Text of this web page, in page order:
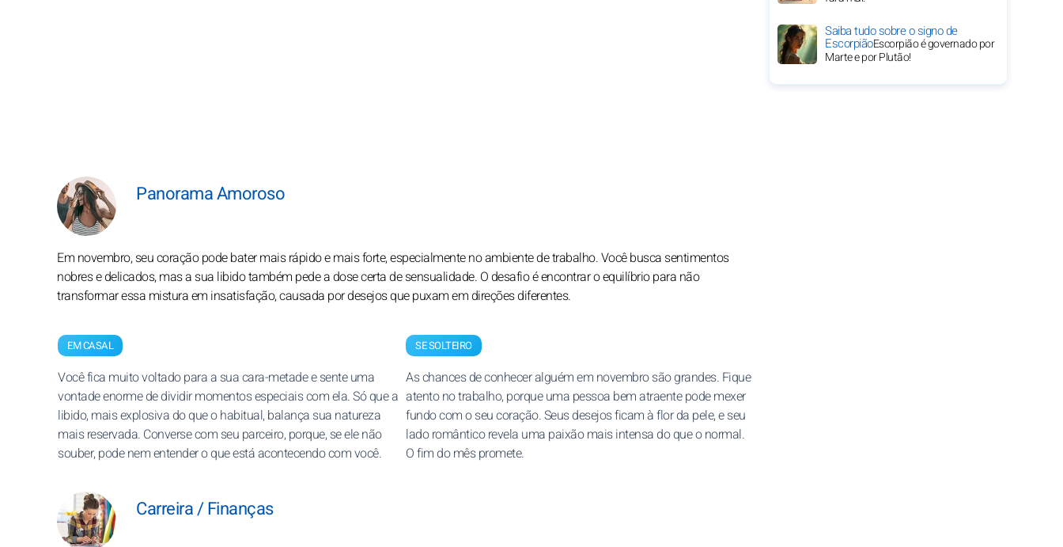
Panorama Amoroso
Em novembro, seu coração pode bater mais rápido e mais forte, especialmente no ambiente de trabalho. Você busca sentimentos
nobres e delicados, mas a sua libido também pede a dose certa de sensualidade. O desafio é encontrar o equilíbrio para não
transformar essa mistura em insatisfação, causada por desejos que puxam em direções diferentes.
EM CASAL
Você fica muito voltado para a sua cara-metade e sente uma
vontade enorme de dividir momentos especiais com ela. Só que a
libido, mais explosiva do que o habitual, balança sua natureza
mais reservada. Converse com seu parceiro, porque, se ele não
souber, pode nem entender o que está acontecendo com você.
SE SOLTEIRO
As chances de conhecer alguém em novembro são grandes. Fique
atento no trabalho, porque uma pessoa bem atraente pode mexer
fundo com o seu coração. Seus desejos ficam à flor da pele, e seu
lado romântico revela uma paixão mais intensa do que o normal.
O fim do mês promete.
Carreira / Finanças
Saiba tudo sobre o signo de
EscorpiãoEscorpião é governado por
Marte e por Plutão!